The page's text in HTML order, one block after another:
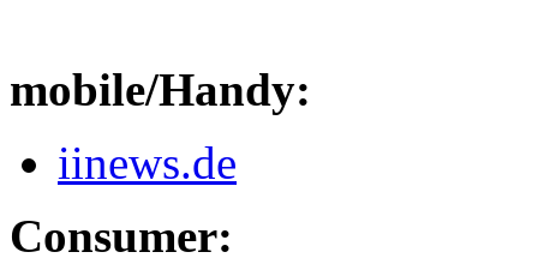
mobile/Handy:
iinews.de
Consumer: